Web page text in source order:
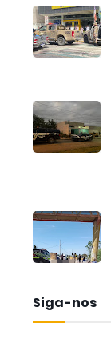
Siga-nos